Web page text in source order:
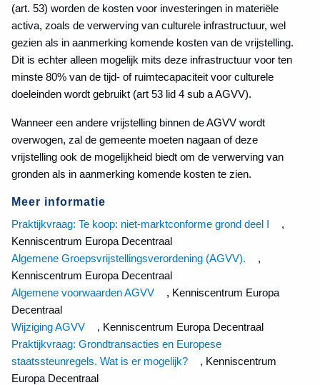
(art. 53) worden de kosten voor investeringen in materiële
activa, zoals de verwerving van culturele infrastructuur, wel
gezien als in aanmerking komende kosten van de vrijstelling.
Dit is echter alleen mogelijk mits deze infrastructuur voor ten
minste 80% van de tijd- of ruimtecapaciteit voor culturele
doeleinden wordt gebruikt (art 53 lid 4 sub a AGVV).
Wanneer een andere vrijstelling binnen de AGVV wordt
overwogen, zal de gemeente moeten nagaan of deze
vrijstelling ook de mogelijkheid biedt om de verwerving van
gronden als in aanmerking komende kosten te zien.
Meer informatie
Praktijkvraag: Te koop: niet-marktconforme grond deel I
,
Kenniscentrum Europa Decentraal
Algemene Groepsvrijstellingsverordening (AGVV).
,
Kenniscentrum Europa Decentraal
Algemene voorwaarden AGVV
, Kenniscentrum Europa
Decentraal
Wijziging AGVV
, Kenniscentrum Europa Decentraal
Praktijkvraag: Grondtransacties en Europese
staatssteunregels. Wat is er mogelijk?
, Kenniscentrum
Europa Decentraal